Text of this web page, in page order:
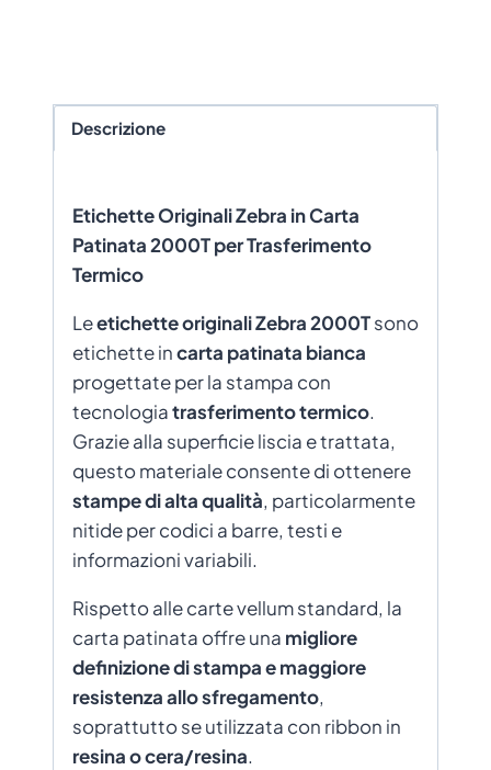
Descrizione
Etichette Originali Zebra in Carta
Patinata 2000T per Trasferimento
Termico
Leetichette originali Zebra 2000Tsono
etichette incarta patinata bianca
progettate per la stampa con
tecnologiatrasferimento termico.
Grazie alla superficie liscia e trattata,
questo materiale consente di ottenere
stampe di alta qualità, particolarmente
nitide per codici a barre, testi e
informazioni variabili.
Rispetto alle carte vellum standard, la
carta patinata offre una migliore
definizione di stampa e maggiore
resistenza allo sfregamento,
soprattutto se utilizzata con ribbon in
resina o cera/resina.